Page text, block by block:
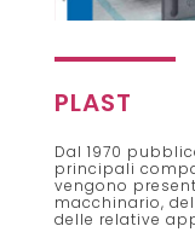
PLAST
Dal 1970
principali
vengono
macchinario,
delle relative